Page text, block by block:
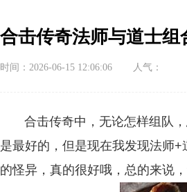
合击传奇法师与道士
时间：2026-06-15 12:06:06 人气：
合击传奇中，无论怎样组队，
是最好的，但是现在我发现法师
的怪异，真的很好哦，总的来说